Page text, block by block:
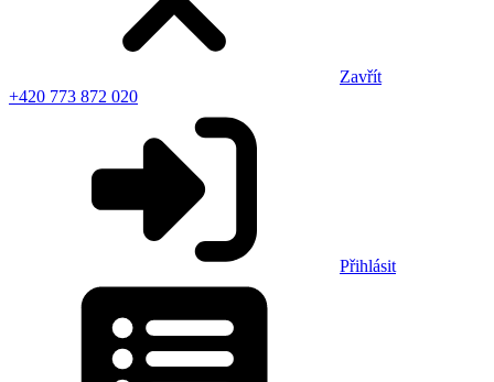
Zavřít
+420 773 872 020
Přihlásit